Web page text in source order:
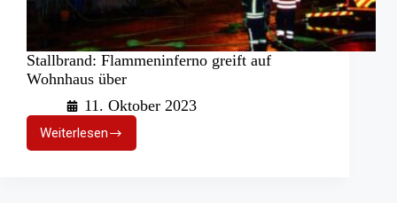
Stallbrand: Flammeninferno greift auf
Wohnhaus über
11. Oktober 2023
WeiterlesenStallbrand:
Flammeninferno